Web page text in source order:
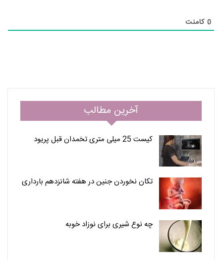
0 کامنت
آخرین مطالب
کیست 25 میلی متری تخمدان قبل پریود
تکان نخوردن جنین در هفته شانزدهم بارداری
چه نوع شیری برای نوزاد خوبه